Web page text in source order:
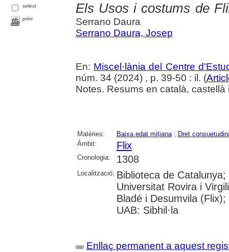
select
print
Els Usos i costums de
Serrano Daura
Serrano Daura, Josep
En: Miscel·lània del Centre
núm. 34 (2024) , p. 39-50 : il. (
Notes. Resums en català, castellà
Matèries: Baixa edat mitjana; Dret
Àmbit:
Flix
Cronologia: 1308
Localització: Biblioteca de
Universitat Rovira i
Bladé i Desumvila
UAB: Sibhil·la
Enllaç permanent a aquest